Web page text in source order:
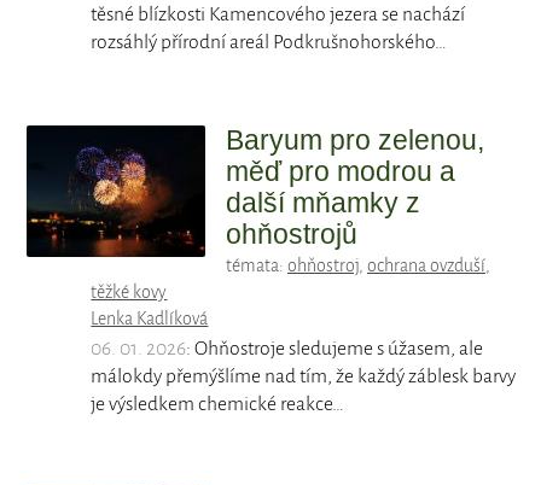
těsné blízkosti Kamencového jezera se nachází
rozsáhlý přírodní areál Podkrušnohorského…
Baryum pro zelenou,
měď pro modrou a
další mňamky z
ohňostrojů
témata: ohňostroj, ochrana ovzduší,
těžké kovy
Lenka Kadlíková
06. 01. 2026: Ohňostroje sledujeme s úžasem, ale
málokdy přemýšlíme nad tím, že každý záblesk barvy
je výsledkem chemické reakce…